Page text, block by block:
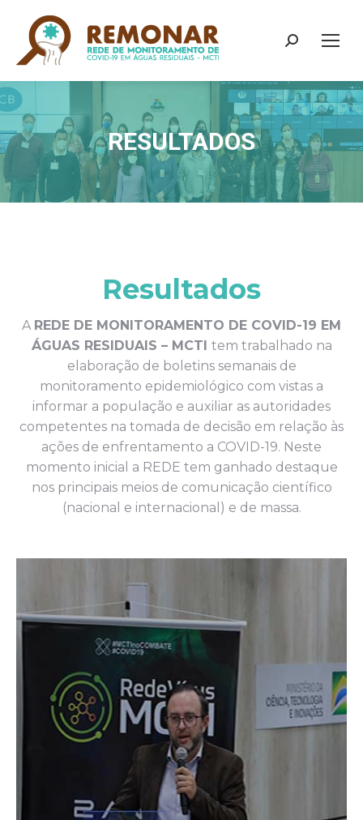
Search:
RESULTADOS
Você está aqui:
Resultados
A REDE DE MONITORAMENTO DE COVID-19 EM
ÁGUAS RESIDUAIS – MCTI tem trabalhado na
elaboração de boletins semanais de
monitoramento epidemiológico com vistas a
informar a população e auxiliar as autoridades
competentes na tomada de decisão em relação às
ações de enfrentamento a COVID-19. Neste
momento inicial a REDE tem ganhado destaque
nos principais meios de comunicação científico
(nacional e internacional) e de massa.